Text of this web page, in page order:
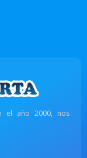
el año 2000, nos